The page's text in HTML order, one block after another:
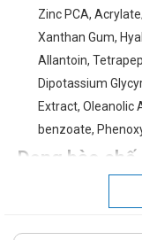
Zinc PCA,
Xanthan Gum,
Allantoin,
Dipotassium
Extract, Oleanolic
benzoate,
Dạng bào chế